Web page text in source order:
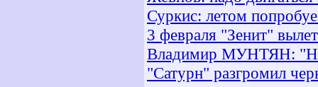
Суркис: летом
3 февраля "Зенит"
Владимир МУНТЯН:
"Сатурн" разгромил